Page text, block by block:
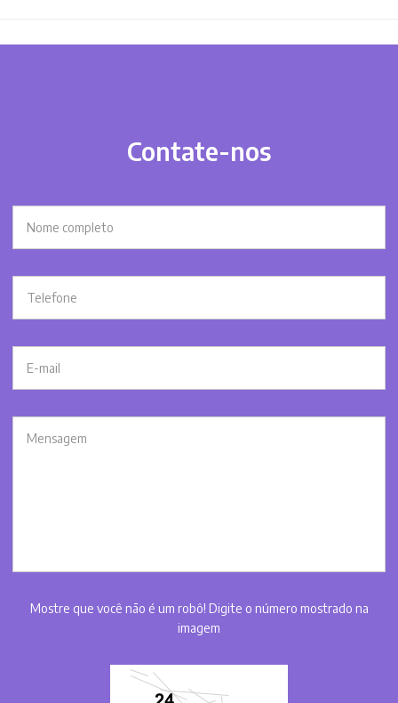
Contate-nos
Mostre que você não é um robô! Digite o número mostrado na
imagem